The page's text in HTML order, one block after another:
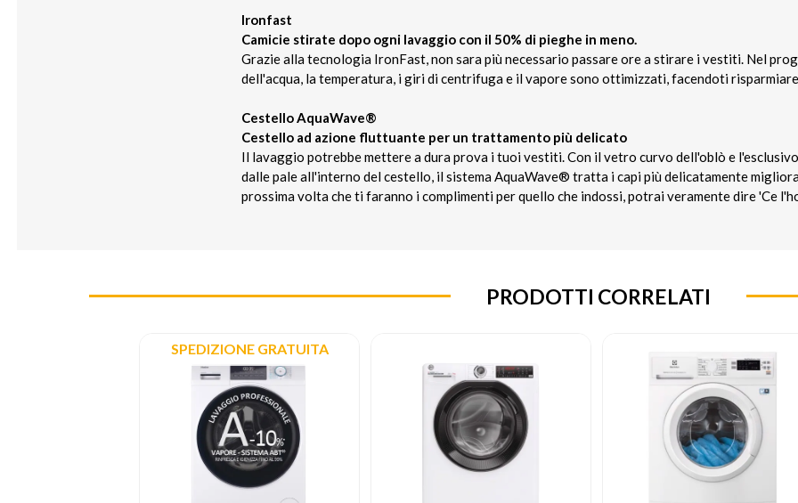
Ironfast
Camicie stirate dopo ogni lavaggio con il 50% di pieghe in meno.
Grazie alla tecnologia IronFast, non sara più necessario passare ore a stirare i vestiti. Nel
dell'acqua, la temperatura, i giri di centrifuga e il vapore sono ottimizzati, facendoti
Cestello AquaWave®
Cestello ad azione fluttuante per un trattamento più delicato
Il lavaggio potrebbe mettere a dura prova i tuoi vestiti. Con il vetro curvo dell'oblò e
dalle pale all'interno del cestello, il sistema AquaWave® tratta i capi più delicatamente
prossima volta che ti faranno i complimenti per quello che indossi, potrai veramente dire 'Ce
PRODOTTI CORRELATI
SPEDIZIONE GRATUITA